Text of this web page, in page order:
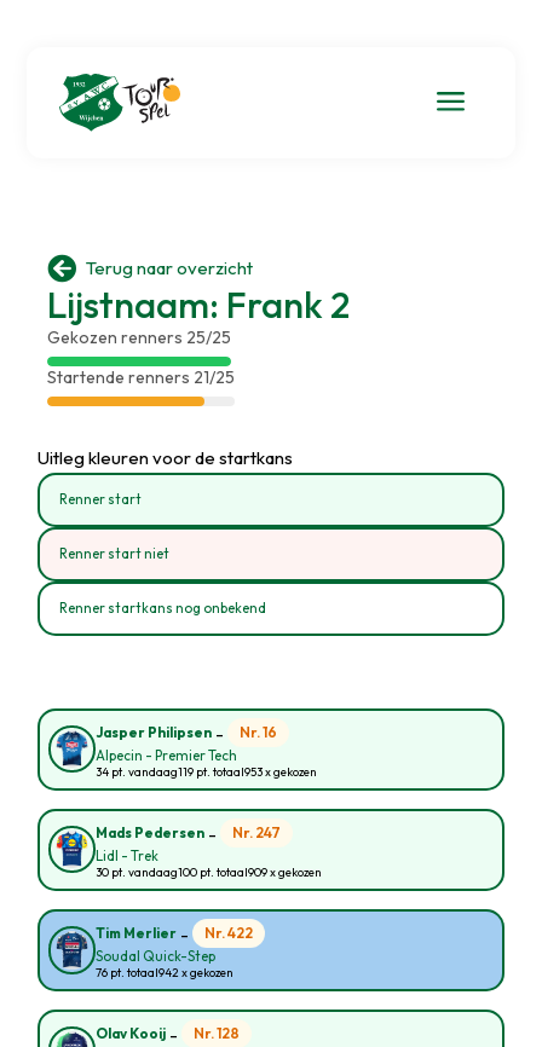
a
 Terug naar overzicht
Lijstnaam: Frank 2
Gekozen renners 25/25
Startende renners 21/25
Uitleg kleuren voor de startkans
Renner start
Renner start niet
Renner startkans nog onbekend
Jasper Philipsen - Nr. 16
Alpecin - Premier Tech
34 pt. vandaag119 pt. totaal953 x gekozen
Mads Pedersen - Nr. 247
Lidl - Trek
30 pt. vandaag100 pt. totaal909 x gekozen
Tim Merlier - Nr. 422
Soudal Quick-Step
76 pt. totaal942 x gekozen
Olav Kooij - Nr. 128